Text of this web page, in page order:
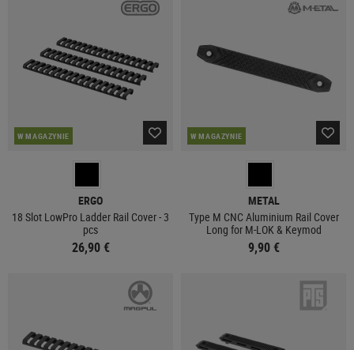
W MAGAZYNIE
ERGO
18 Slot LowPro Ladder Rail Cover - 3
pcs
26,90 €
W MAGAZYNIE
METAL
Type M CNC Aluminium Rail Cover
Long for M-LOK & Keymod
9,90 €